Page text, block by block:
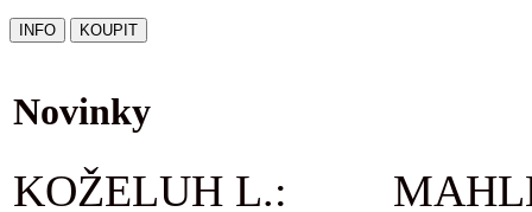
Novinky
KOŽELUH L.: